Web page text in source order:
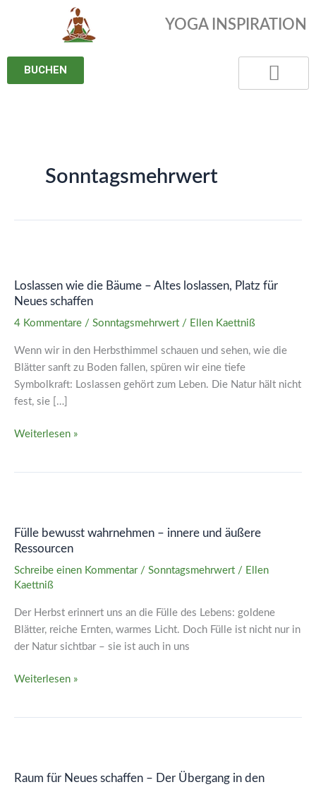
YOGA INSPIRATION
BUCHEN
Sonntagsmehrwert
Loslassen wie die Bäume – Altes loslassen, Platz für
Neues schaffen
4 Kommentare / Sonntagsmehrwert / Ellen Kaettniß
Wenn wir in den Herbsthimmel schauen und sehen, wie die
Blätter sanft zu Boden fallen, spüren wir eine tiefe
Symbolkraft: Loslassen gehört zum Leben. Die Natur hält nicht
fest, sie […]
die
Bäume
–
loslassen,
Platz
für
Neues
Weiterlesen »
Fülle bewusst wahrnehmen – innere und äußere
Ressourcen
Schreibe einen Kommentar / Sonntagsmehrwert / Ellen
Kaettniß
Der Herbst erinnert uns an die Fülle des Lebens: goldene
Blätter, reiche Ernten, warmes Licht. Doch Fülle ist nicht nur in
der Natur sichtbar – sie ist auch in uns
wahrnehmen
–
innere
und
Ressourcen
Weiterlesen »
Raum für Neues schaffen – Der Übergang in den
Neues